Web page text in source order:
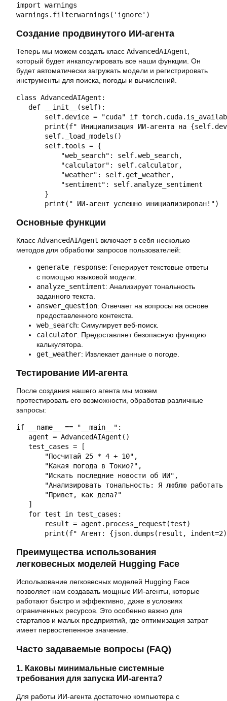
import warnings
warnings.filterwarnings('ignore')
Создание продвинутого ИИ-агента
Теперь мы можем создать класс AdvancedAIAgent,
который будет инкапсулировать все наши функции. Он
будет автоматически загружать модели и регистрировать
инструменты для поиска, погоды и вычислений.
class AdvancedAIAgent:
   def __init__(self):
self.device = "cuda" if
print(f" Инициализация ИИ-агента на
       self._load_models()
       self.tools = {
           "web_search": self.web_search,
           "calculator": self.calculator,
           "weather": self.get_weather,
           "sentiment": self.analyze_sentiment
       }
       print(" ИИ-агент успешно инициализирован!")
Основные функции
Класс AdvancedAIAgent включает в себя несколько
методов для обработки запросов пользователей:
generate_response: Генерирует текстовые ответы
с помощью языковой модели.
analyze_sentiment: Анализирует тональность
заданного текста.
answer_question: Отвечает на вопросы на основе
предоставленного контекста.
web_search: Симулирует веб-поиск.
calculator: Предоставляет безопасную функцию
калькулятора.
get_weather: Извлекает данные о погоде.
Тестирование ИИ-агента
После создания нашего агента мы можем
протестировать его возможности, обработав различные
запросы:
if __name__ == "__main__":
   agent = AdvancedAIAgent()
   test_cases = [
       "Посчитай 25 * 4 + 10",
       "Какая погода в Токио?",
       "Искать последние новости об ИИ",
"Анализировать тональность: Я люблю работать
       "Привет, как дела?"
   ]
   for test in test_cases:
       result = agent.process_request(test)
print(f" Агент: {json.dumps(result,
Преимущества использования
легковесных моделей Hugging Face
Использование легковесных моделей Hugging Face
позволяет нам создавать мощные ИИ-агенты, которые
работают быстро и эффективно, даже в условиях
ограниченных ресурсов. Это особенно важно для
стартапов и малых предприятий, где оптимизация затрат
имеет первостепенное значение.
Часто задаваемые вопросы (FAQ)
1. Каковы минимальные системные
требования для запуска ИИ-агента?
Для работы ИИ-агента достаточно компьютера с